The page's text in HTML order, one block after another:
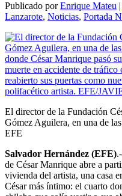
Publicado porEnrique Mateu |
Lanzarote, Noticias, Portada
El director de la Fundación
Gómez Aguilera, en una de
EFE
Salvador Hernández (EFE)
de César Manrique abre a
vivienda del artista, una casa
César más íntimo: el cuarto